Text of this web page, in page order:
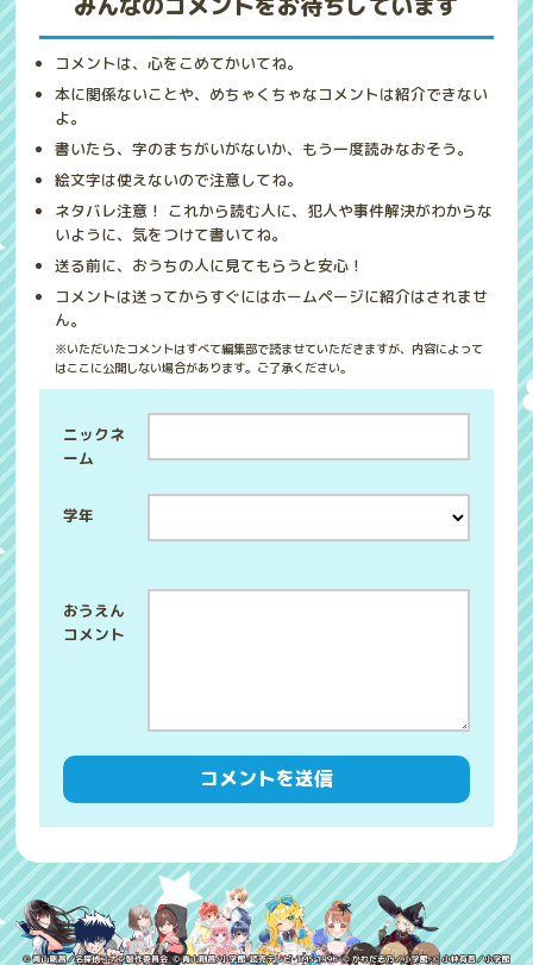
コメントは、心をこめてかいてね。
本に関係ないことや、めちゃくちゃなコメントは紹介できない
よ。
書いたら、字のまちがいがないか、もう一度読みなおそう。
絵文字は使えないので注意してね。
ネタバレ注意！ これから読む人に、犯人や事件解決がわからな
いように、気をつけて書いてね。
送る前に、おうちの人に見てもらうと安心！
コメントは送ってからすぐにはホームページに紹介はされませ
ん。
※いただいたコメントはすべて編集部で読ませていただきますが、内容によって
はここに公開しない場合があります。ご了承ください。
学年
ニックネ
ーム